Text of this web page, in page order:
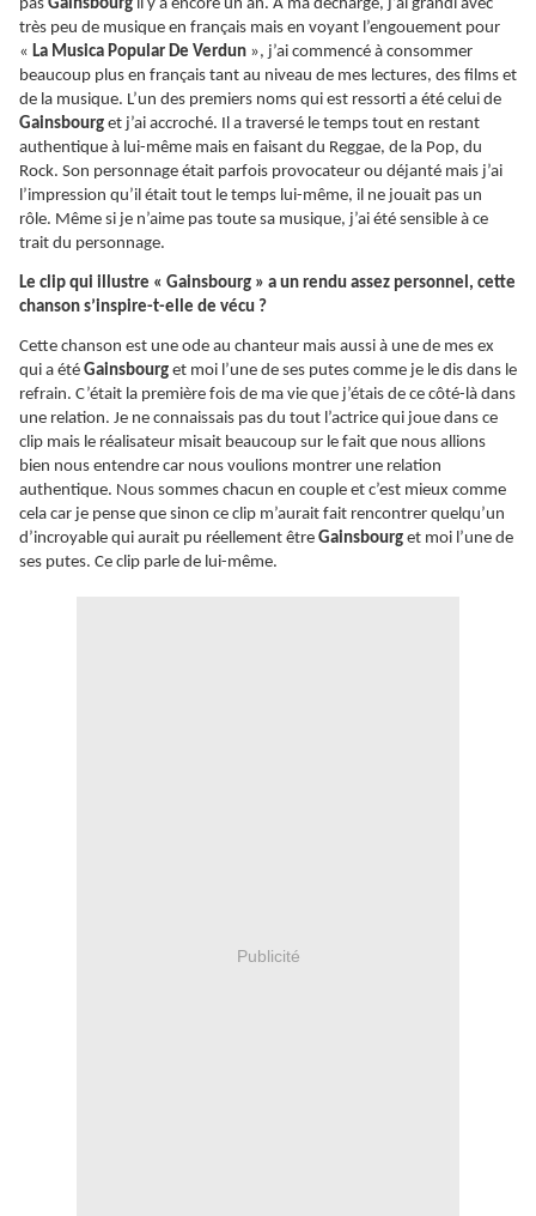
pas Gainsbourg il y a encore un an. A ma décharge, j’ai grandi avec
très peu de musique en français mais en voyant l’engouement pour
« La Musica Popular De Verdun », j’ai commencé à consommer
beaucoup plus en français tant au niveau de mes lectures, des films et
de la musique. L’un des premiers noms qui est ressorti a été celui de
Gainsbourg et j’ai accroché. Il a traversé le temps tout en restant
authentique à lui-même mais en faisant du Reggae, de la Pop, du
Rock. Son personnage était parfois provocateur ou déjanté mais j’ai
l’impression qu’il était tout le temps lui-même, il ne jouait pas un
rôle. Même si je n’aime pas toute sa musique, j’ai été sensible à ce
trait du personnage.
Le clip qui illustre « Gainsbourg » a un rendu assez personnel, cette
chanson s’inspire-t-elle de vécu ?
Cette chanson est une ode au chanteur mais aussi à une de mes ex
qui a été Gainsbourg et moi l’une de ses putes comme je le dis dans le
refrain. C’était la première fois de ma vie que j’étais de ce côté-là dans
une relation. Je ne connaissais pas du tout l’actrice qui joue dans ce
clip mais le réalisateur misait beaucoup sur le fait que nous allions
bien nous entendre car nous voulions montrer une relation
authentique. Nous sommes chacun en couple et c’est mieux comme
cela car je pense que sinon ce clip m’aurait fait rencontrer quelqu’un
d’incroyable qui aurait pu réellement être Gainsbourg et moi l’une de
ses putes. Ce clip parle de lui-même.
Publicité